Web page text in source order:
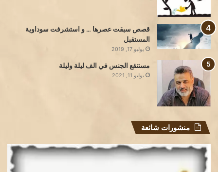
قصص سبقت عصرها … و استشرفت سوداوية
المستقبل
يوليو 17, 2019
مستنقع الجنس في الف ليلة وليلة
يوليو 11, 2021
منشورات شائعة